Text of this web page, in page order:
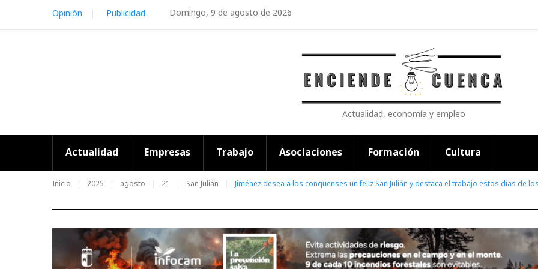
content
Domingo, 9 de agosto de 2026
Opinión Publicidad
Actualidad, economía y empleo
Actualidad Empresas Trabajo Asociaciones Formación Cultura
Inicio 2025 agosto 21 San Julián Jiménez desea a los conquenses un feliz San Julián y destaca el trabajo estos días de